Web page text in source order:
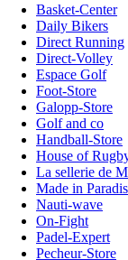
Basket-Center
Daily Bikers
Direct Running
Direct-Volley
Espace Golf
Foot-Store
Galopp-Store
Golf and co
Handball-Store
House of
La sellerie de
Made in Paradis
Nauti-wave
On-Fight
Padel-Expert
Pecheur-Store